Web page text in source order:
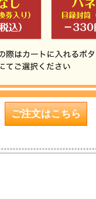
ご注文はこちら